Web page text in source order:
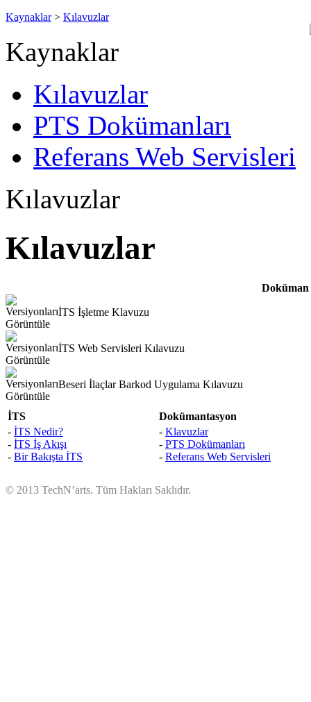
Kaynaklar> Kılavuzlar
Kaynaklar
Kılavuzlar
PTS Dokümanları
Referans Web Servisleri
Kılavuzlar
Kılavuzlar
Doküman
İTS İşletme Klavuzu
İTS Web Servisleri Kılavuzu
Beseri İlaçlar Barkod Uygulama Kılavuzu
İTS
Dokümantasyon
- İTS Nedir?
- İTS İş Akışı
- Bir Bakışta İTS
- Klavuzlar
- PTS Dokümanları
- Referans Web Servisleri
© 2013 TechN’arts. Tüm Hakları Saklıdır.